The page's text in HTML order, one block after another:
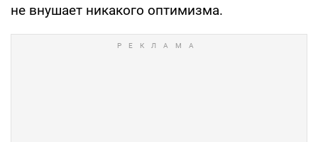
не внушает никакого оптимизма.